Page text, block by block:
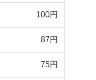
100円
87円
75円